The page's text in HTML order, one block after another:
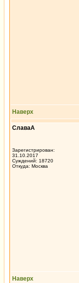
Наверх
СлаваА
Зарегистрирован:
31.10.2017
Суждений: 18720
Откуда: Москва
Наверх